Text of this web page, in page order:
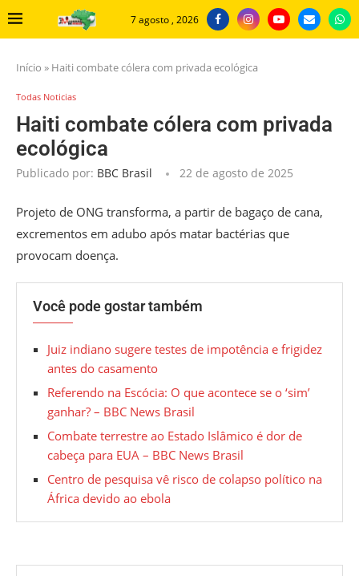
7 agosto , 2026
Início » Haiti combate cólera com privada ecológica
Todas Noticias
Haiti combate cólera com privada
ecológica
Publicado por: BBC Brasil 22 de agosto de 2025
Projeto de ONG transforma, a partir de bagaço de cana,
excrementos em adubo após matar bactérias que
provocam doença.
Você pode gostar também
Juiz indiano sugere testes de impotência e frigidez
antes do casamento
Referendo na Escócia: O que acontece se o ‘sim’
ganhar? – BBC News Brasil
Combate terrestre ao Estado Islâmico é dor de
cabeça para EUA – BBC News Brasil
Centro de pesquisa vê risco de colapso político na
África devido ao ebola